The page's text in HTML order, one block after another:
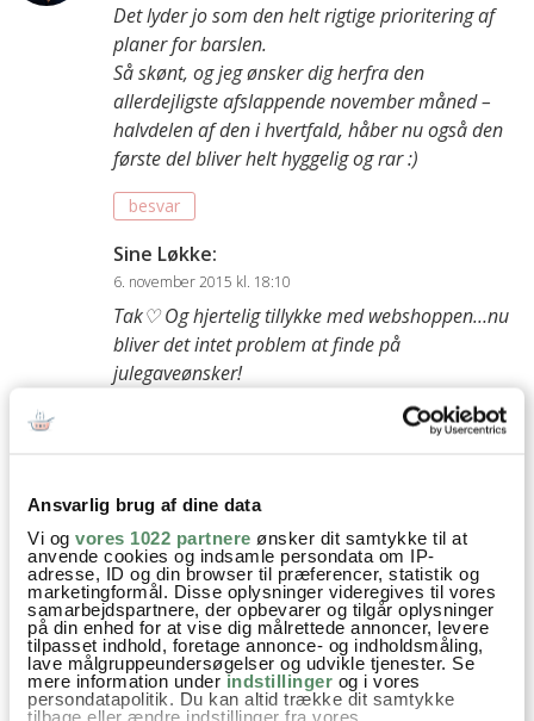
Ansvarlig brug af dine data
Vi og vores 1022 partnere ønsker dit samtykke til at
anvende cookies og indsamle persondata om IP-
adresse, ID og din browser til præferencer, statistik og
marketingformål. Disse oplysninger videregives til vores
samarbejdspartnere, der opbevarer og tilgår oplysninger
på din enhed for at vise dig målrettede annoncer, levere
tilpasset indhold, foretage annonce- og indholdsmåling,
lave målgruppeundersøgelser og udvikle tjenester. Se
mere information underindstillinger og i vores
persondatapolitik. Du kan altid trække dit samtykke
tilbage eller ændre indstillinger fra vores
Det lyder jo som den helt rigtige prioritering af
planer for barslen.
Så skønt, og jeg ønsker dig herfra den
allerdejligste afslappende november måned –
halvdelen af den i hvertfald, håber nu også den
første del bliver helt hyggelig og rar :)
besvar
Sine Løkke:
6. november 2015 kl. 18:10
Tak♡ Og hjertelig tillykke med webshoppen…nu
bliver det intet problem at finde på
julegaveønsker!
9. november 2015 kl. 08:21
Tusind tak og hvor er det dejligt at høre at det
kan give inspiration til ønskesedlen :)
besvar
Trine:
4. november 2015 kl. 17:39